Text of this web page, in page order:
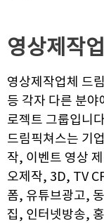
영상제작업
영상제작업체 드
등 각자 다른 분
로젝트 그룹입니
드림픽쳐스는 기
작, 이벤트 영상
오제작, 3D, TV
폼, 유튜브광고,
집, 인터넷방송,